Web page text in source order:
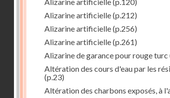
Alizarine artificielle(p.212)
Alizarine artificielle(p.256)
Alizarine artificielle(p.261)
Alizarine de garance pour rouge turc
Altération des cours d'eau par les
(p.23)
Altération des charbons exposés, à